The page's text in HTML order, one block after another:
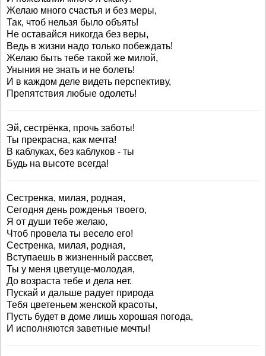
Желаю много счастья и без меры,
Так, чтоб нельзя было объять!
Не оставайся никогда без веры,
Ведь в жизни надо только побеждать!
Желаю быть тебе такой же милой,
Уныния не знать и не болеть!
И в каждом деле видеть перспективу,
Препятствия любые одолеть!
Эй, сестрёнка, прочь заботы!
Ты прекрасна, как мечта!
В каблуках, без каблуков - ты
Будь на высоте всегда!
Сестренка, милая, родная,
Сегодня день рожденья твоего,
Я от души тебе желаю,
Чтоб провела ты весело его!
Сестренка, милая, родная,
Вступаешь в жизненный рассвет,
Ты у меня цветуще-молодая,
До возраста тебе и дела нет.
Пускай и дальше радует природа
Тебя цветеньем женской красоты,
Пусть будет в доме лишь хорошая погода,
И исполняются заветные мечты!